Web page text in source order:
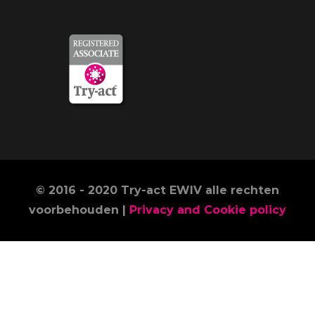
© 2016 - 2020 Try-act EWIV alle rechten
voorbehouden | Privacy and Cookie policy